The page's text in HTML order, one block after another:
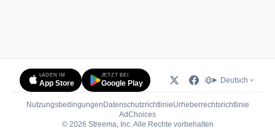
LADEN IM
App Store
JETZT BEI
Google Play Deutsch
Nutzungsbedingungen DatenschutzrichtlinieUrheberrechtsrichtlinie
AdChoices(öffnet in neuem Tab)
© 2026 Streema, Inc. Alle Rechte vorbehalten